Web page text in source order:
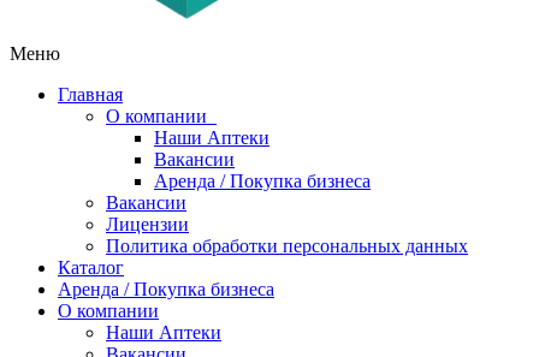
Меню
Главная
О компании
Наши Аптеки
Вакансии
Аренда / Покупка бизнеса
Вакансии
Лицензии
Политика обработки персональных данных
Каталог
Аренда / Покупка бизнеса
О компании
Наши Аптеки